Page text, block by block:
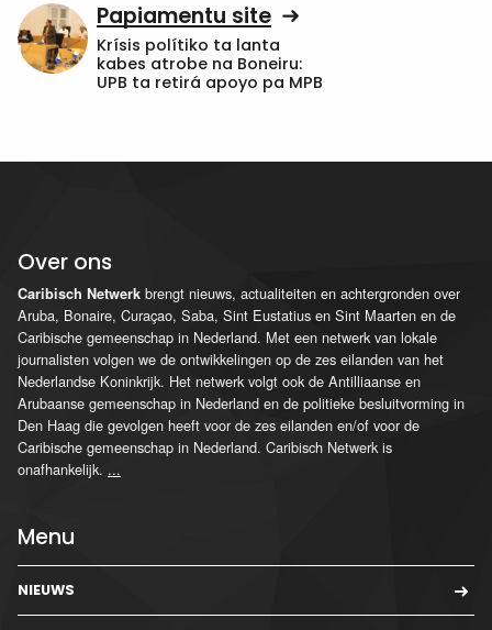
Papiamentu site
Krísis polítiko ta lanta
kabes atrobe na Boneiru:
UPB ta retirá apoyo pa MPB
Over ons
Caribisch Netwerk brengt nieuws, actualiteiten en achtergronden over
Aruba, Bonaire, Curaçao, Saba, Sint Eustatius en Sint Maarten en de
Caribische gemeenschap in Nederland. Met een netwerk van lokale
journalisten volgen we de ontwikkelingen op de zes eilanden van het
Nederlandse Koninkrijk. Het netwerk volgt ook de Antilliaanse en
Arubaanse gemeenschap in Nederland en de politieke besluitvorming in
Den Haag die gevolgen heeft voor de zes eilanden en/of voor de
Caribische gemeenschap in Nederland. Caribisch Netwerk is
onafhankelijk. ...
Menu
NIEUWS